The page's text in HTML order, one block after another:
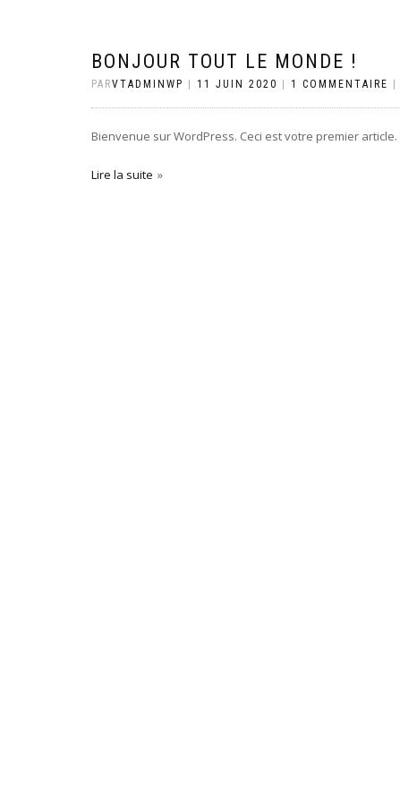
BONJOUR TOUT LE MONDE !
PARVTADMINWP 11 JUIN 2020 1 COMMENTAIRE
Bienvenue sur WordPress. Ceci est votre premier
Lire la suite